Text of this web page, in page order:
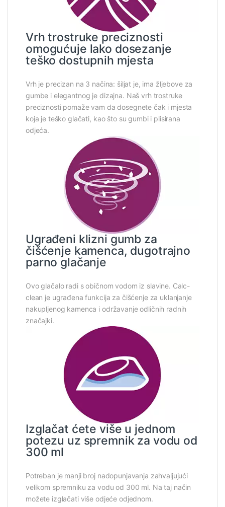
Vrh trostruke preciznosti
omogućuje lako dosezanje
teško dostupnih mjesta
Vrh je precizan na 3 načina: šiljat je, ima žljebove za
gumbe i elegantnog je dizajna. Naš vrh trostruke
preciznosti pomaže vam da dosegnete čak i mjesta
koja je teško glačati, kao što su gumbi i plisirana
odjeća.
Ugrađeni klizni gumb za
čišćenje kamenca, dugotrajno
parno glačanje
Ovo glačalo radi s običnom vodom iz slavine. Calc-
clean je ugrađena funkcija za čišćenje za uklanjanje
nakupljenog kamenca i održavanje odličnih radnih
značajki.
Izglačat ćete više u jednom
potezu uz spremnik za vodu od
300 ml
Potreban je manji broj nadopunjavanja zahvaljujući
velikom spremniku za vodu od 300 ml. Na taj način
možete izglačati više odjeće odjednom.